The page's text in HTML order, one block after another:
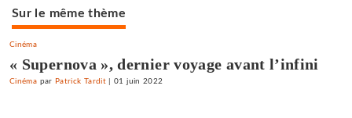
Sur le même thème
Cinéma
« Supernova », dernier voyage avant l’infini
Cinéma par Patrick Tardit |01 juin 2022